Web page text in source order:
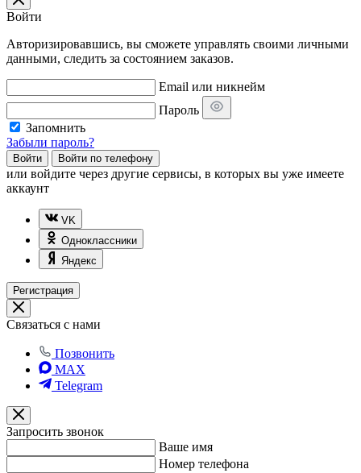
Войти
Авторизировавшись, вы сможете управлять своими личными
данными, следить за состоянием заказов.
Email или никнейм
Пароль
Запомнить
Забыли пароль?
Войти Войти по телефону
или войдите через другие сервисы, в которых вы уже имеете
аккаунт
VK
Одноклассники
Яндекс
Регистрация
Связаться с нами
Позвонить
MAX
Telegram
Запросить звонок
Ваше имя
Номер телефона